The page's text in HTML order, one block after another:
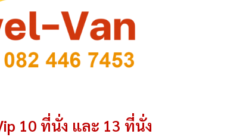
10 ที่นั่ง และ 13 ที่นั่ง